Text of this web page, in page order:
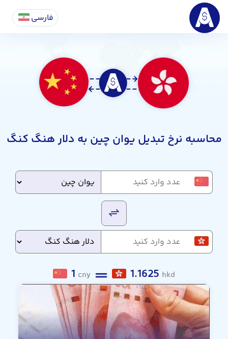
فارسی
محاسبه نرخ تبدیل یوان چین به دلار هنگ کنگ
1 cny 1.1625 hkd